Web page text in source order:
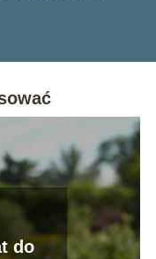
do